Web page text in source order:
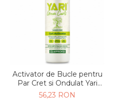
Activator de Bucle pentru
Par Cret si Ondulat Yari
Green Curls 355ml
56,23 RON